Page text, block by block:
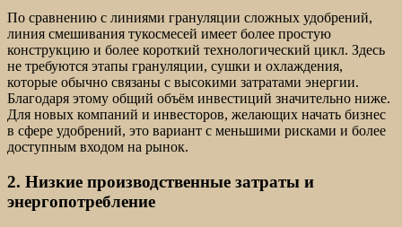
По сравнению с линиями грануляции сложных удобрений,
линия смешивания тукосмесей имеет более простую
конструкцию и более короткий технологический цикл. Здесь
не требуются этапы грануляции, сушки и охлаждения,
которые обычно связаны с высокими затратами энергии.
Благодаря этому общий объём инвестиций значительно ниже.
Для новых компаний и инвесторов, желающих начать бизнес
в сфере удобрений, это вариант с меньшими рисками и более
доступным входом на рынок.
2. Низкие производственные затраты и
энергопотребление